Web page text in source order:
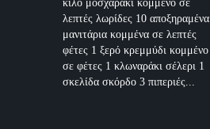
κιλό μοσχαράκι κομμένο σε
λεπτές λωρίδες 10 αποξηραμένα
μανιτάρια κομμένα σε λεπτές
φέτες 1 ξερό κρεμμύδι κομμένο
σε φέτες 1 κλωναράκι σέλερι 1
σκελίδα σκόρδο 3 πιπεριές...